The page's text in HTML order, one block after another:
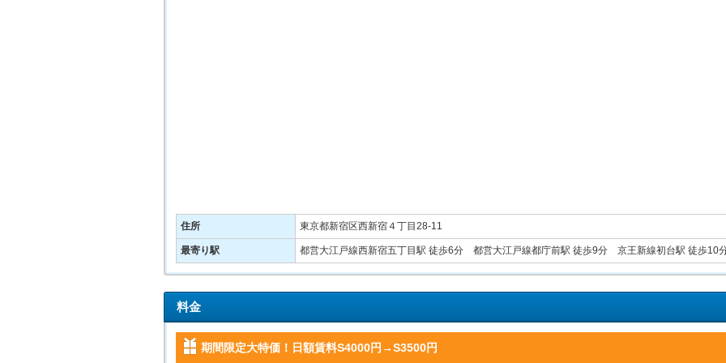
住所 東京都新宿区西新宿４丁目28-11
最寄り駅 都営大江戸線西新宿五丁目駅 徒歩6分 都営大江戸線都庁前駅 徒歩9分 京王新線初台駅 徒歩10
料金
期間限定大特価！日額賃料S4000円→S3500円